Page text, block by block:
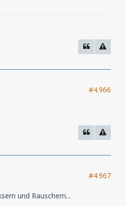
#4.966
#4.967
und Rauschern...